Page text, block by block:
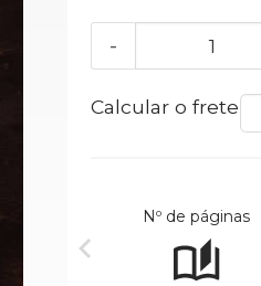
-
Calcular o frete
Nº de páginas